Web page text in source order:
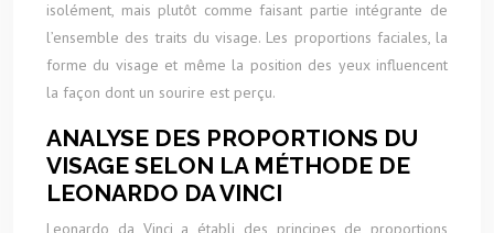
isolément, mais plutôt comme faisant partie intégrante de
l’ensemble des traits du visage. Les proportions faciales, la
forme du visage et même la position des yeux influencent
la façon dont un sourire est perçu.
ANALYSE DES PROPORTIONS DU
VISAGE SELON LA MÉTHODE DE
LEONARDO DA VINCI
Leonardo da Vinci a établi des principes de proportions